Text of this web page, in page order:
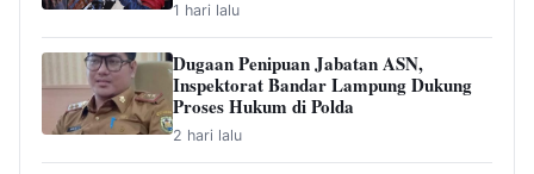
1 hari lalu
Dugaan Penipuan Jabatan ASN,
Inspektorat Bandar Lampung Dukung
Proses Hukum di Polda
2 hari lalu